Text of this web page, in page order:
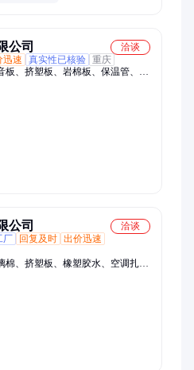
公司
洽谈
迅速 真实性已核验 重庆
、挤塑板、岩棉板、保温管、橡
售卖、轻质陶粒、陶粒知名、防火
外墙保温、保温材料、水泥发泡板
公司
洽谈
厂 回复及时 出价迅速
棉、挤塑板、橡塑胶水、空调扎
封胶条、pvc压延、包扎带、pvc
胶、胶黏剂、锡箔纸、保温胶、箔
布、阻燃eps、pvc薄膜、缠绕膜